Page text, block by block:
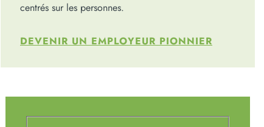
centrés sur les personnes.
DEVENIR UN EMPLOYEUR PIONNIER